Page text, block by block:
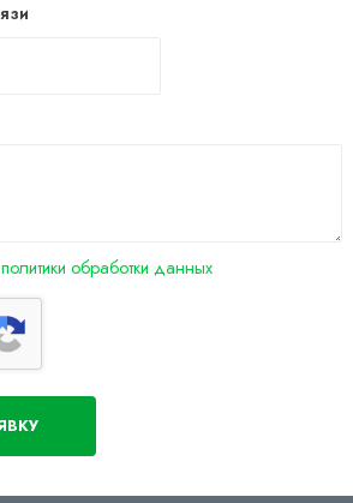
политики обработки данных